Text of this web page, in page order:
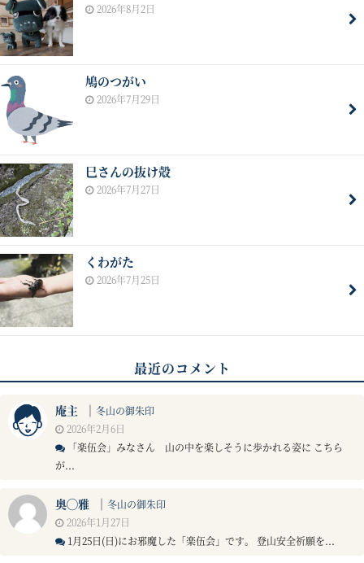
2026年8月2日
鳩のつがい
2026年7月29日
巳さんの抜け殻
2026年7月27日
くわがた
2026年7月25日
最近のコメント
庵主 ｜ 冬山の御朱印
2026年2月6日
「楽伍会」みなさん 山の中を楽しそうに歩かれる姿に こちら
が...
奥◯雅 ｜ 冬山の御朱印
2026年1月27日
1月25日(日)にお邪魔した「楽伍会」です。 登山安全祈願を...